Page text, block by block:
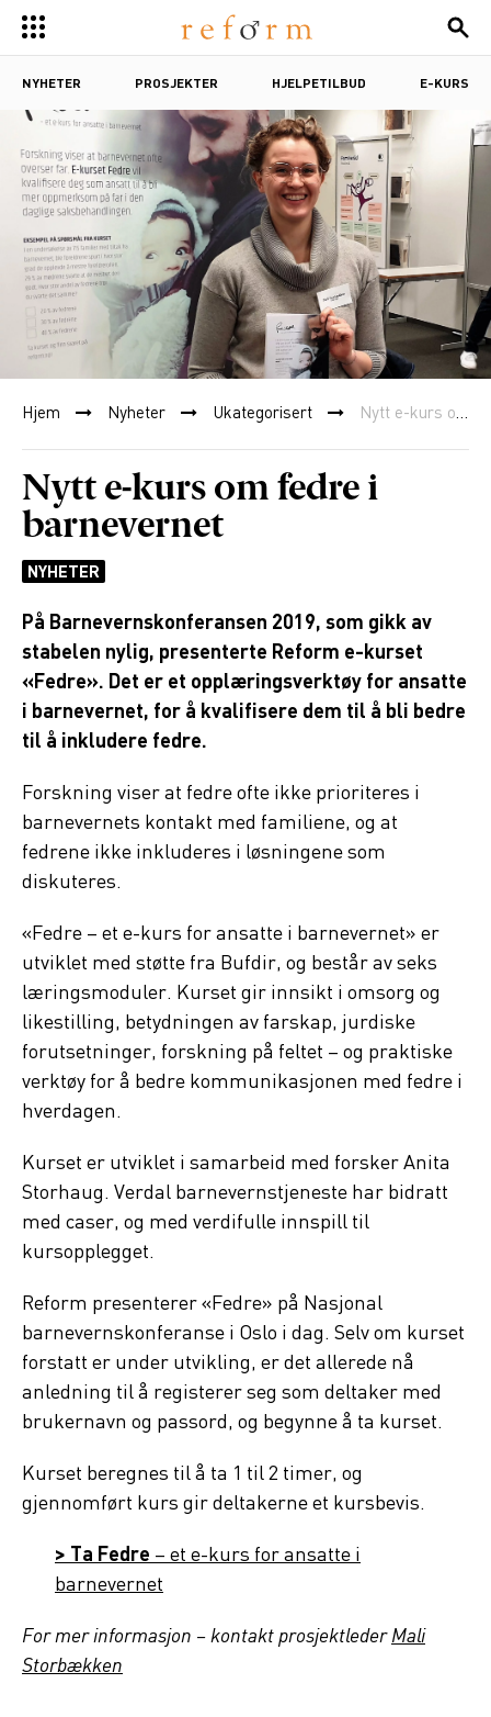
NYHETER PROSJEKTER HJELPETILBUD E-KURS
Hjem Nyheter Ukategorisert Nytt e-kurs om fedre i barnevernet
Nytt e-kurs om fedre i
barnevernet
NYHETER
På Barnevernskonferansen 2019, som gikk av
stabelen nylig, presenterte Reform e-kurset
«Fedre». Det er et opplæringsverktøy for ansatte
i barnevernet, for å kvalifisere dem til å bli bedre
til å inkludere fedre.
Forskning viser at fedre ofte ikke prioriteres i
barnevernets kontakt med familiene, og at
fedrene ikke inkluderes i løsningene som
diskuteres.
«Fedre – et e-kurs for ansatte i barnevernet» er
utviklet med støtte fra Bufdir, og består av seks
læringsmoduler. Kurset gir innsikt i omsorg og
likestilling, betydningen av farskap, jurdiske
forutsetninger, forskning på feltet – og praktiske
verktøy for å bedre kommunikasjonen med fedre i
hverdagen.
Kurset er utviklet i samarbeid med forsker Anita
Storhaug. Verdal barnevernstjeneste har bidratt
med caser, og med verdifulle innspill til
kursopplegget.
Reform presenterer «Fedre» på Nasjonal
barnevernskonferanse i Oslo i dag. Selv om kurset
forstatt er under utvikling, er det allerede nå
anledning til å registerer seg som deltaker med
brukernavn og passord, og begynne å ta kurset.
Kurset beregnes til å ta 1 til 2 timer, og
gjennomført kurs gir deltakerne et kursbevis.
> Ta Fedre– et e-kurs for ansatte i
barnevernet
For mer informasjon – kontakt prosjektlederMali
Storbækken